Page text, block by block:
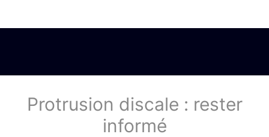
Protrusion discale : rester
informé